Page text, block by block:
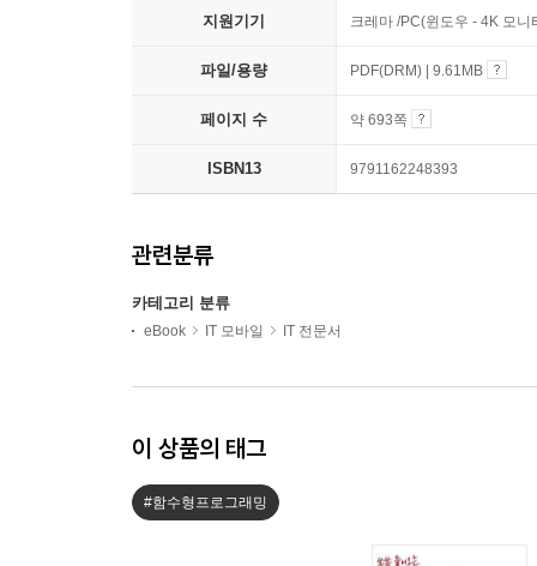
지원기기 크레마 /PC(윈도우 - 4K 모
파일/용량 PDF(DRM) | 9.61MB
페이지 수 약 693쪽
ISBN13 9791162248393
관련분류
카테고리 분류
eBook IT 모바일 IT 전문서
이 상품의 태그
#함수형프로그래밍